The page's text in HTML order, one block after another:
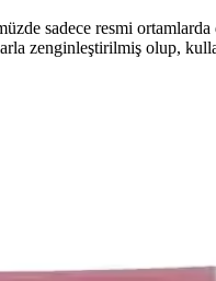
sadece resmi
zenginleştirilmiş olup,
Özellikleri